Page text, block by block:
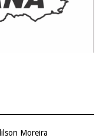
Moreira